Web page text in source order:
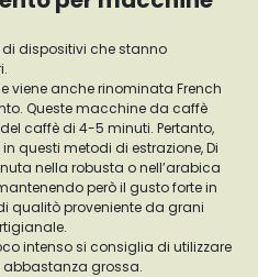
di dispositivi che stanno
viene anche rinominata French
Queste macchine da caffè
caffè di 4-5 minuti. Pertanto,
questi metodi di estrazione, Di
nella robusta o nell’arabica
però il gusto forte in
qualitò proveniente da grani
intenso si consiglia di utilizzare
grossa.